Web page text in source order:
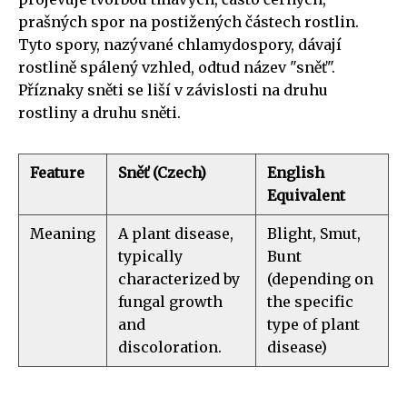
prašných spor na postižených částech rostlin.
Tyto spory, nazývané chlamydospory, dávají
rostlině spálený vzhled, odtud název "sněť".
Příznaky sněti se liší v závislosti na druhu
rostliny a druhu sněti.
Feature Sněť (Czech)
English
Equivalent
Meaning
A plant disease,
typically
characterized by
fungal growth
and
discoloration.
Blight, Smut,
Bunt
(depending on
the specific
type of plant
disease)